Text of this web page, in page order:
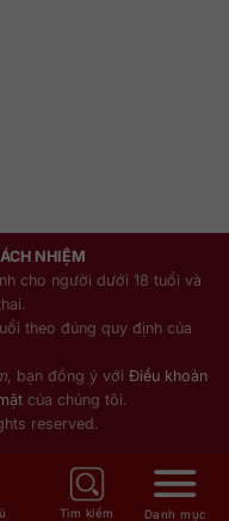
NHIỆM
cho người dưới 18 tuổi và
theo đúng quy định của
, bạn đồng ý với Điều khoản
của chúng tôi.
reserved.
Tìm kiếm Danh mục